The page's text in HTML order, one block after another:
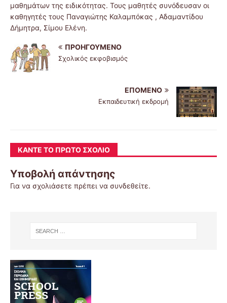
μαθημάτων της ειδικότητας. Τους μαθητές συνόδευσαν οι
καθηγητές τους Παναγιώτης Καλαμπόκας , Αδαμαντίδου
Δήμητρα, Σίμου Ελένη.
ΠΡΟΗΓΟΎΜΕΝΟ
Σχολικός εκφοβισμός
ΕΠΌΜΕΝΟ
Εκπαιδευτική εκδρομή
ΚΆΝΤΕ ΤΟ ΠΡΏΤΟ ΣΧΌΛΙΟ
Υποβολή απάντησης
Για να σχολιάσετε πρέπει να συνδεθείτε.